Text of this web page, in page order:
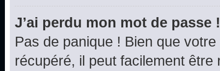
J’ai perdu mon mot de passe !
Pas de panique ! Bien que
récupéré, il peut facilement